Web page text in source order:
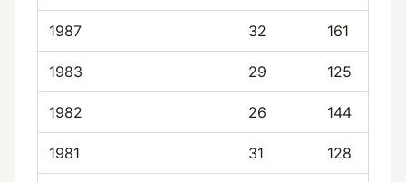
1987 32 161
1983 29 125
1982 26 144
1981 31 128